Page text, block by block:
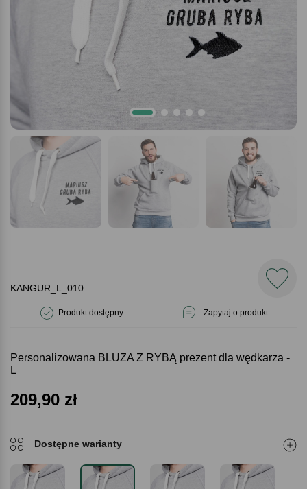
KANGUR_L_010
Produkt dostępny Zapytaj o produkt
Personalizowana BLUZA Z RYBĄ prezent dla wędkarza -
L
209,90 zł
Dostępne warianty